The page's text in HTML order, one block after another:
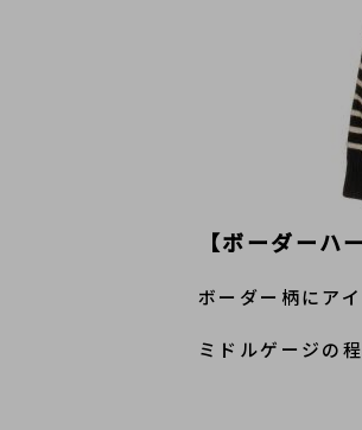
【ボーダーハ
ボーダー柄にア
ミドルゲージの